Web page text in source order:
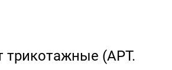
трикотажные (АРТ.